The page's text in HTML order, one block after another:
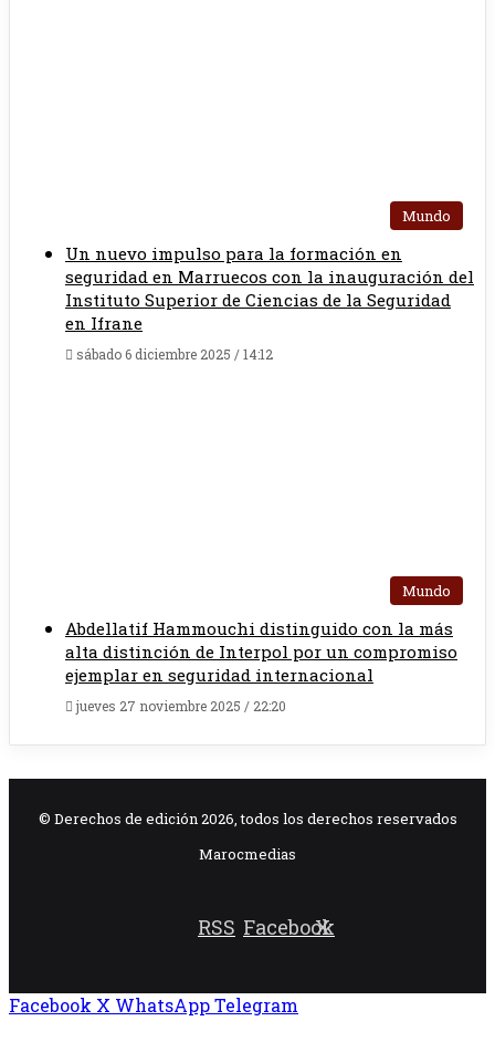
Mundo
Un nuevo impulso para la formación en
seguridad en Marruecos con la inauguración del
Instituto Superior de Ciencias de la Seguridad
en Ifrane
sábado 6 diciembre 2025 / 14:12
Mundo
Abdellatif Hammouchi distinguido con la más
alta distinción de Interpol por un compromiso
ejemplar en seguridad internacional
jueves 27 noviembre 2025 / 22:20
© Derechos de edición 2026, todos los derechos reservados
Marocmedias
RSS Facebook
X
Facebook X WhatsAppTelegram